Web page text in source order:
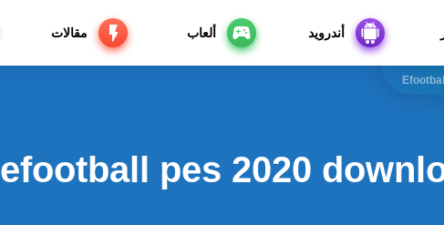
أندرويد ألعاب مقالات
efootball pes 2020